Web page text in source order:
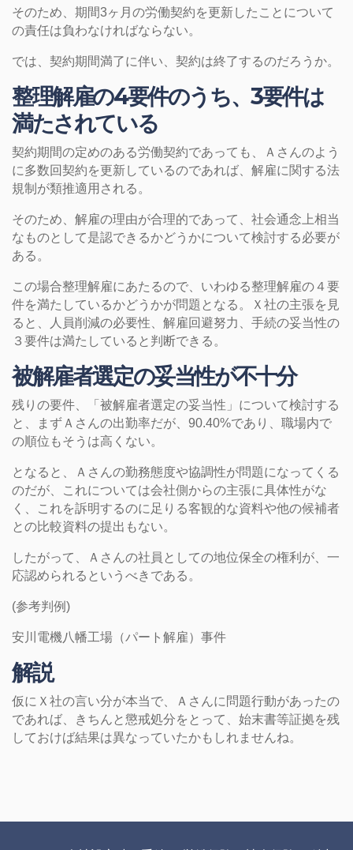
そのため、期間3ヶ月の労働契約を更新したことについて
の責任は負わなければならない。
では、契約期間満了に伴い、契約は終了するのだろうか。
整理解雇の4要件のうち、3要件は
満たされている
契約期間の定めのある労働契約であっても、Ａさんのよう
に多数回契約を更新しているのであれば、解雇に関する法
規制が類推適用される。
そのため、解雇の理由が合理的であって、社会通念上相当
なものとして是認できるかどうかについて検討する必要が
ある。
この場合整理解雇にあたるので、いわゆる整理解雇の４要
件を満たしているかどうかが問題となる。Ｘ社の主張を見
ると、人員削減の必要性、解雇回避努力、手続の妥当性の
３要件は満たしていると判断できる。
被解雇者選定の妥当性が不十分
残りの要件、「被解雇者選定の妥当性」について検討する
と、まずＡさんの出勤率だが、90.40%であり、職場内で
の順位もそうは高くない。
となると、Ａさんの勤務態度や協調性が問題になってくる
のだが、これについては会社側からの主張に具体性がな
く、これを訴明するのに足りる客観的な資料や他の候補者
との比較資料の提出もない。
したがって、Ａさんの社員としての地位保全の権利が、一
応認められるというべきである。
(参考判例)
安川電機八幡工場（パート解雇）事件
解説
仮にＸ社の言い分が本当で、Ａさんに問題行動があったの
であれば、きちんと懲戒処分をとって、始末書等証拠を残
しておけば結果は異なっていたかもしれませんね。